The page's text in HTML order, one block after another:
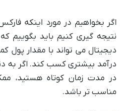
اگر بخواهیم در مورد اینکه
نتیجه گیری کنیم باید بگوییم که
دیجیتال می تواند با مقدار پول
درآمد بیشتری کسب کند. اگر به
در مدت زمان کوتاه هستید،
مناسب تر باشد.